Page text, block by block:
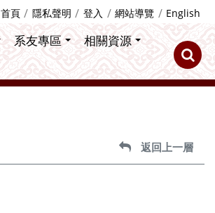
首頁 隱私聲明 登入 網站導覽 English
系友專區
相關資源
返回上一層